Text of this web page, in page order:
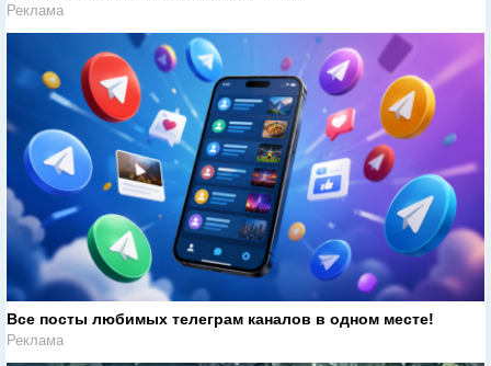
Реклама
Все посты любимых телеграм каналов в одном месте!
Реклама